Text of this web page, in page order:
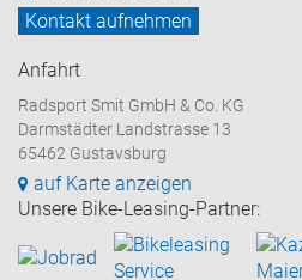
Kontakt aufnehmen
Anfahrt
Radsport Smit GmbH & Co. KG
Darmstädter Landstrasse 13
65462 Gustavsburg
auf Karte anzeigen
Unsere Bike-Leasing-Partner: